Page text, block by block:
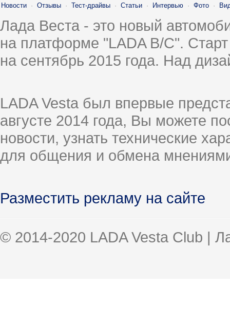
Новости · Отзывы · Тест-драйвы · Статьи · Интервью · Фото ·
Лада Веста - это новый
на платформе "LADA B/C".
на сентябрь 2015 года. Над
LADA Vesta был впервые
августе 2014 года, Вы можете
новости, узнать технические
для общения и обмена
Разместить рекламу на сайте
© 2014-2020 LADA Vesta Club |